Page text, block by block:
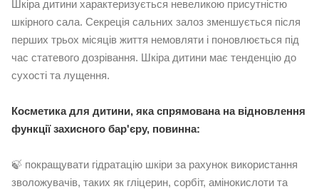
Шкіра дитини характеризується невеликою присутністю
шкірного сала. Секреція сальних залоз зменшується після
перших трьох місяців життя немовляти і поновлюється під
час статевого дозрівання. Шкіра дитини має тенденцію до
сухості та лущення.
Косметика для дитини, яка спрямована на відновлення
функції захисного бар'єру, повинна:
🍃 покращувати гідратацію шкіри за рахунок використання
зволожувачів, таких як гліцерин, сорбіт, амінокислоти та